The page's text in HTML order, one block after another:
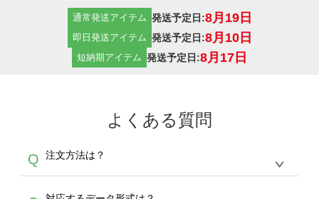
通常発送アイテム 発送予定日:8月19日
即日発送アイテム 発送予定日:8月10日
短納期アイテム 発送予定日:8月17日
よくある質問
Q 注文方法は？